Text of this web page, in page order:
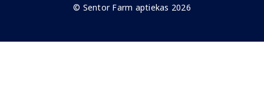
© Sentor Farm aptiekas 2026